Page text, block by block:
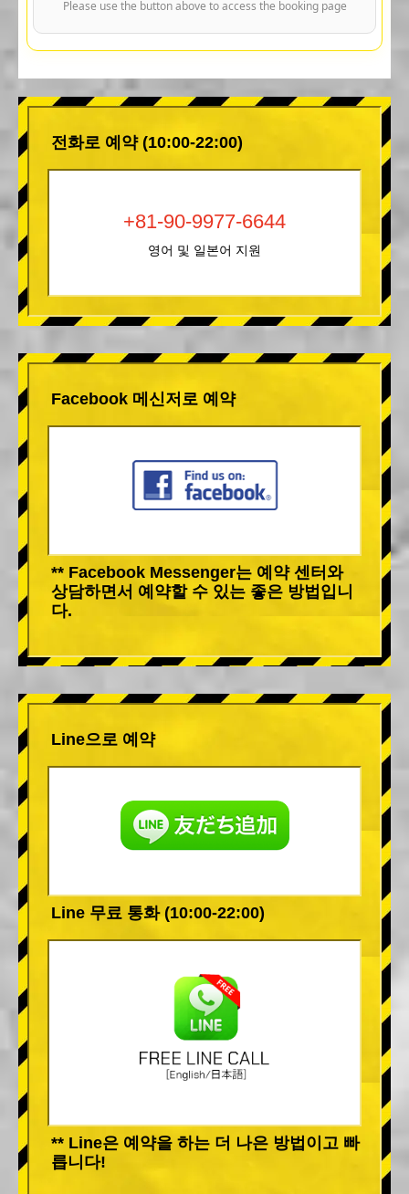
Please use the button above to access the booking page
전화로 예약 (10:00-22:00)
+81-90-9977-6644
영어 및 일본어 지원
Facebook 메신저로 예약
** Facebook Messenger는 예약 센터와
상담하면서 예약할 수 있는 좋은 방법입니
다.
Line으로 예약
Line 무료 통화 (10:00-22:00)
** Line은 예약을 하는 더 나은 방법이고 빠
릅니다!